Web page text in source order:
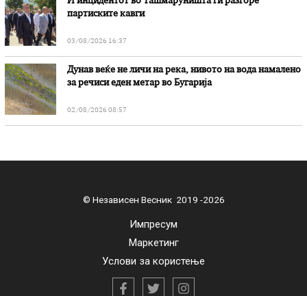
партиските кавги
03/08/2026 16:37
Дунав веќе не личи на река, нивото на вода намалено
за речиси еден метар во Бугарија
02/08/2026 08:57
© Независен Весник 2019 -2026
Импресум
Маркетинг
Услови за користење